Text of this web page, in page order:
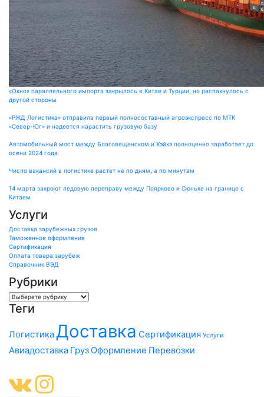
«Окно» параллельного импорта закрылось в Китае и Турции, но распахнулось с
другой стороны
«РЖД Логистика» отправила первый полносоставный агроэкспресс по МТК
«Север-Юг» и надеется нарастить грузовую базу
Автомобильный мост между Благовещенском и Хэйхэ полноценно заработает до
осени 2024 года
Число вакансий в логистике растет не по дням, а по минутам
14 марта закроют ледовую переправу между Поярково и Сюньке на границе с
Китаем
Услуги
Доставка зарубежных грузов
Таможенное оформление
Сертификация
Оплата товара зарубеж
Справочник ВЭД
Рубрики
Categories
Теги
ЛогистикаДоставка Сертификация Услуги
Авиадоставка Груз Оформление Перевозки